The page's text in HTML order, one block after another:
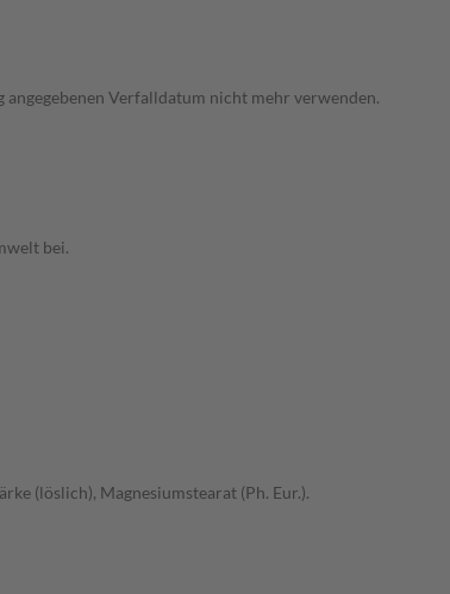
Verfalldatum nicht mehr verwenden.
bei.
(löslich), Magnesiumstearat (Ph. Eur.).